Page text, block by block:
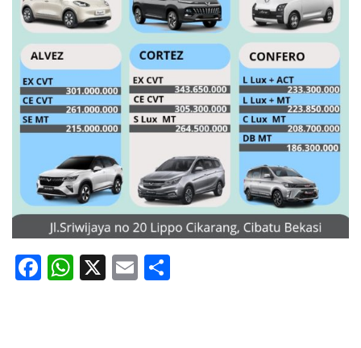
Facebook
WhatsApp
X Email